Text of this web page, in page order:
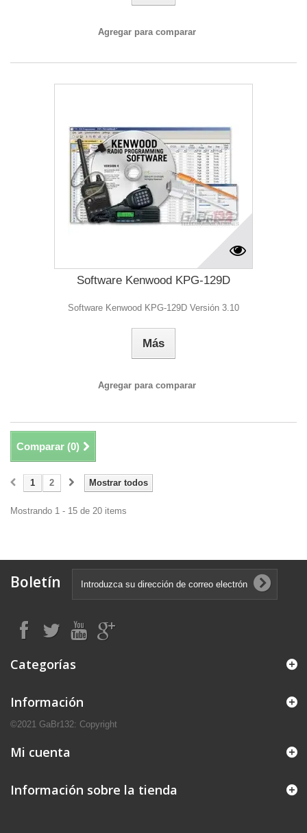
Agregar para comparar
Software Kenwood KPG-129D
Software Kenwood KPG-129D Versión 3.10
Más
Agregar para comparar
Comparar (0)
Mostrar todos
1 2
Mostrando 1 - 15 de 20 items
Boletín
Categorías
Información
©2021 GaBr132: Copyright
Mi cuenta
Información sobre la tienda